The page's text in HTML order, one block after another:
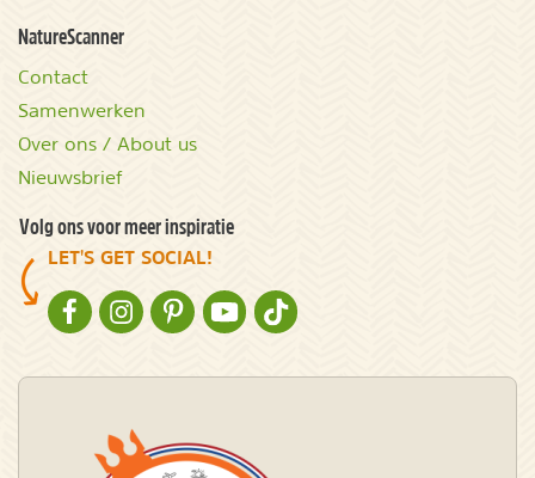
NatureScanner
Contact
Samenwerken
Over ons / About us
Nieuwsbrief
Volg ons voor meer inspiratie
LET'S GET SOCIAL!
NATURESCANNER OP FACEBOOK
NATURESCANNER OP INSTAGRAM
NATURESCANNER OP PINTEREST
NATURESCANNER OP YOUTUBE
NATURESCANNER OP TIKTOK